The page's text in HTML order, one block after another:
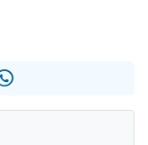
en groupe sur Zoom